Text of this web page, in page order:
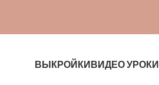
ВЫКРОЙКИВИДЕО УРОКИ